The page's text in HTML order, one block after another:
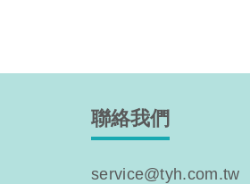
聯絡我們
service@tyh.com.tw